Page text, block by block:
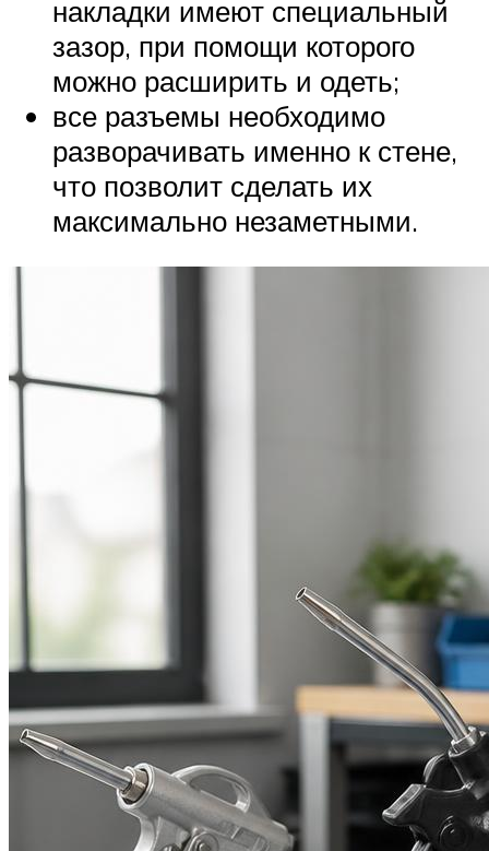
накладки имеют специальный
зазор, при помощи которого
можно расширить и одеть;
все разъемы необходимо
разворачивать именно к стене,
что позволит сделать их
максимально незаметными.